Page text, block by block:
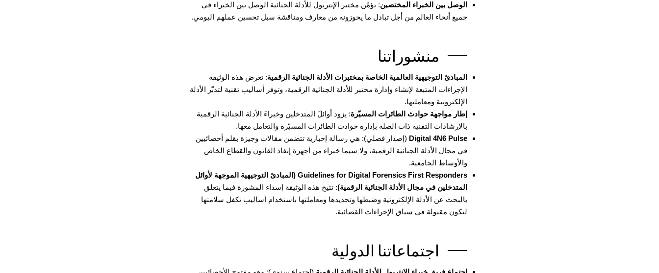
الوصل بين الخبراء المختصين: يؤمِّن مختبر الإنتربول للأدلة الجنائية الوصل بين الخبراء في
جميع أنحاء العالم من أجل تبادل ما يحوزونه من معارف ومناقشة سبل تحسين عملهم اليومي.
منشوراتنا
المبادئ التوجيهية العالمية الخاصة بمختبرات الأدلة الجنائية الرقمية: تعرض هذه الوثيقة
الإجراءات المتبعة لإنشاء وإدارة مختبر للأدلة الجنائية الرقمية، وتوفر أساليب تقنية لتدبّر الأدلة
الإلكترونية ومعاملتها.
إطار مواجهة حوادث الطائرات المسيّرة: يزود أوائلَ المتدخلين وخبراءَ الأدلة الجنائية الرقمية
بالإرشادات التقنية ذات الصلة بإدارة حوادث الطائرات المسيّرة والتعامل معها.
Digital 4N6 Pulse (إصدار فصلي): هي رسالة إخبارية تتضمن مقالات وجيزة بقلم أخصائيين
في مجال الأدلة الجنائية الرقمية، ولا سيما خبراء من أجهزة إنفاذ القانون والقطاع الخاص
والأوساط الجامعية.
Guidelines for Digital Forensics First Responders (المبادئ التوجيهية الموجهة لأوائل
المتدخلين في مجال الأدلة الجنائية الرقمية): تتيح هذه الوثيقة إسداء المشورة فيما يتعلق
بالبحث عن الأدلة الإلكترونية وضبطها وتحديدها ومعاملتها باستخدام أساليب تكفل سلامتها
لتكون مقبولة في سياق الإجراءات القضائية.
اجتماعاتنا الدولية